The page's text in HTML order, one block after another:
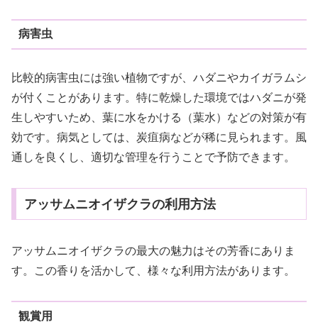
病害虫
比較的病害虫には強い植物ですが、ハダニやカイガラムシ
が付くことがあります。特に乾燥した環境ではハダニが発
生しやすいため、葉に水をかける（葉水）などの対策が有
効です。病気としては、炭疽病などが稀に見られます。風
通しを良くし、適切な管理を行うことで予防できます。
アッサムニオイザクラの利用方法
アッサムニオイザクラの最大の魅力はその芳香にありま
す。この香りを活かして、様々な利用方法があります。
観賞用